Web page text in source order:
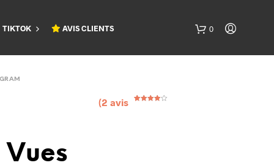
0
TIKTOK AVIS CLIENTS
(2 avis